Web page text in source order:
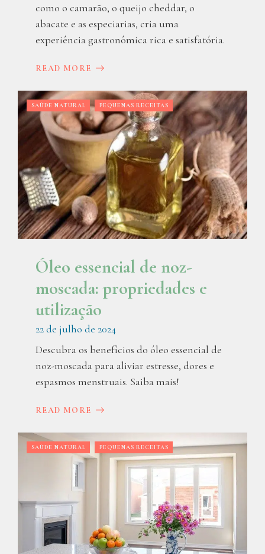
como o camarão, o queijo cheddar, o
abacate e as especiarias, cria uma
experiência gastronômica rica e satisfatória.
READ MORE
SAÚDE NATURAL PEQUENAS RECEITAS
Óleo essencial de noz-
moscada: propriedades e
utilização
22 de julho de 2024
Descubra os benefícios do óleo essencial de
noz-moscada para aliviar estresse, dores e
espasmos menstruais. Saiba mais!
READ MORE
SAÚDE NATURAL PEQUENAS RECEITAS